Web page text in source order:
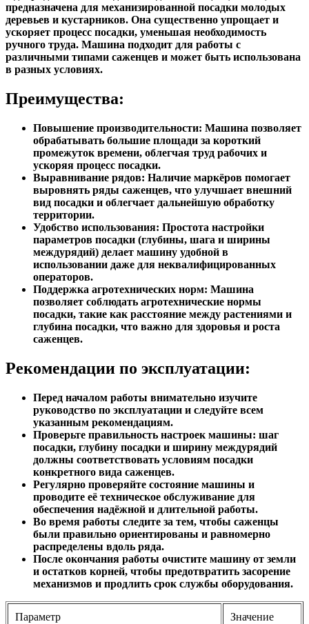
Однорядная машина для посадки саженцев (ОМПС)
предназначена для механизированной посадки молодых
деревьев и кустарников. Она существенно упрощает и
ускоряет процесс посадки, уменьшая необходимость
ручного труда. Машина подходит для работы с
различными типами саженцев и может быть использована
Преимущества:
Повышение производительности: Машина позволяет
обрабатывать большие площади за короткий
промежуток времени, облегчая труд рабочих и
ускоряя процесс посадки.
Выравнивание рядов: Наличие маркёров помогает
выровнять ряды саженцев, что улучшает внешний
вид посадки и облегчает дальнейшую обработку
территории.
Удобство использования: Простота настройки
параметров посадки (глубины, шага и ширины
междурядий) делает машину удобной в
использовании даже для неквалифицированных
операторов.
Поддержка агротехнических норм: Машина
позволяет соблюдать агротехнические нормы
посадки, такие как расстояние между растениями и
глубина посадки, что важно для здоровья и роста
Рекомендации по эксплуатации:
Перед началом работы внимательно изучите
руководство по эксплуатации и следуйте всем
указанным рекомендациям.
Проверьте правильность настроек машины: шаг
посадки, глубину посадки и ширину междурядий
должны соответствовать условиям посадки
конкретного вида саженцев.
Регулярно проверяйте состояние машины и
проводите её техническое обслуживание для
обеспечения надёжной и длительной работы.
Во время работы следите за тем, чтобы саженцы
были правильно ориентированы и равномерно
распределены вдоль ряда.
После окончания работы очистите машину от земли
и остатков корней, чтобы предотвратить засорение